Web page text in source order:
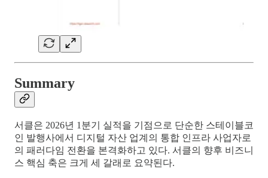
Summary
서클은 2026년 1분기 실적을 기점으로 단순한 스테이블코
인 발행사에서 디지털 자산 업계의 통합 인프라 사업자로
의 패러다임 전환을 본격화하고 있다. 서클의 향후 비즈니
스 핵심 축은 크게 세 갈래로 요약된다.